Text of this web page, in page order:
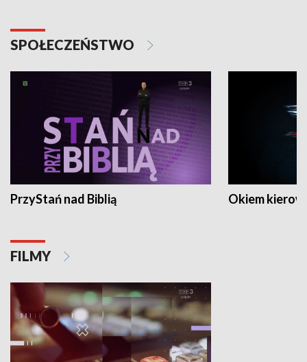
SPOŁECZEŃSTWO
PrzyStań nad Biblią Okiem
FILMY